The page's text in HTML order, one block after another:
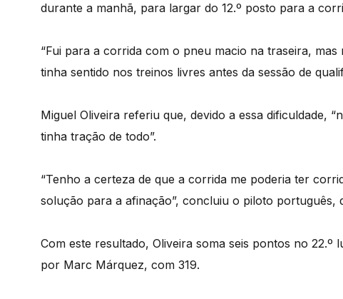
durante a manhã, para largar do 12.º posto para a
“Fui para a corrida com o pneu macio na traseira,
tinha sentido nos treinos livres antes da sessão de
Miguel Oliveira referiu que, devido a essa dificuldade,
tinha tração de todo”.
“Tenho a certeza de que a corrida me poderia ter
solução para a afinação”, concluiu o piloto português,
Com este resultado, Oliveira soma seis pontos no
por Marc Márquez, com 319.